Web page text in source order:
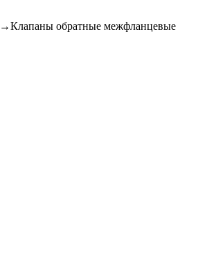
→Клапаны обратные межфланцевые